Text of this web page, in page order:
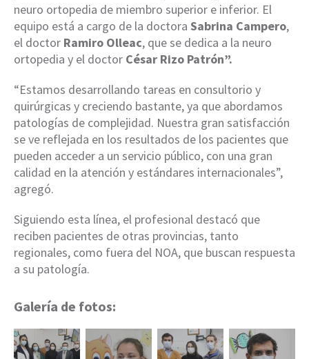
neuro ortopedia de miembro superior e inferior. El
equipo está a cargo de la doctora Sabrina Campero,
el doctor Ramiro Olleac, que se dedica a la neuro
ortopedia y el doctor César Rizo Patrón”.
“Estamos desarrollando tareas en consultorio y
quirúrgicas y creciendo bastante, ya que abordamos
patologías de complejidad. Nuestra gran satisfacción
se ve reflejada en los resultados de los pacientes que
pueden acceder a un servicio público, con una gran
calidad en la atención y estándares internacionales”,
agregó.
Siguiendo esta línea, el profesional destacó que
reciben pacientes de otras provincias, tanto
regionales, como fuera del NOA, que buscan respuesta
a su patología.
Galería de fotos: